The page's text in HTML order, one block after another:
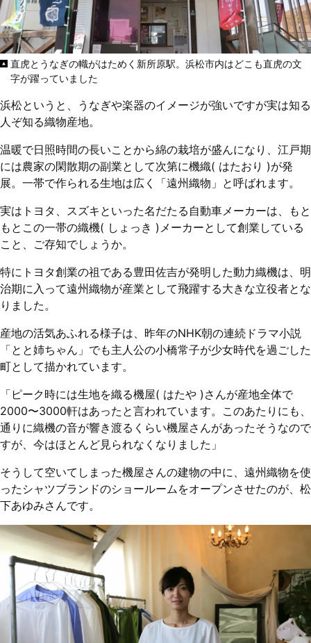
直虎とうなぎの幟がはためく新所原駅。浜松市内はどこも直虎の文
字が躍っていました
浜松というと、うなぎや楽器のイメージが強いですが実は知る
人ぞ知る織物産地。
温暖で日照時間の長いことから綿の栽培が盛んになり、江戸期
には農家の閑散期の副業として次第に機織( はたおり )が発
展。一帯で作られる生地は広く「遠州織物」と呼ばれます。
実はトヨタ、スズキといった名だたる自動車メーカーは、もと
もとこの一帯の織機( しょっき )メーカーとして創業している
こと、ご存知でしょうか。
特にトヨタ創業の祖である豊田佐吉が発明した動力織機は、明
治期に入って遠州織物が産業として飛躍する大きな立役者とな
りました。
産地の活気あふれる様子は、昨年のNHK朝の連続ドラマ小説
「とと姉ちゃん」でも主人公の小橋常子が少女時代を過ごした
町として描かれています。
「ピーク時には生地を織る機屋( はたや )さんが産地全体で
2000〜3000軒はあったと言われています。このあたりにも、
通りに織機の音が響き渡るくらい機屋さんがあったそうなので
すが、今はほとんど見られなくなりました」
そうして空いてしまった機屋さんの建物の中に、遠州織物を使
ったシャツブランドのショールームをオープンさせたのが、松
下あゆみさんです。